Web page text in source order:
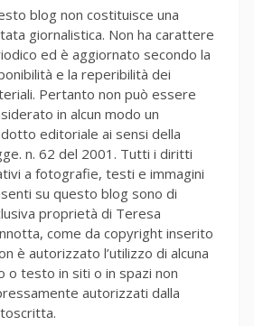
blog non costituisce una
giornalistica. Non ha carattere
ed è aggiornato secondo la
e la reperibilità dei
Pertanto non può essere
in alcun modo un
editoriale ai sensi della
n. 62 del 2001. Tutti i diritti
a fotografie, testi e immagini
su questo blog sono di
proprietà di Teresa
come da copyright inserito
è autorizzato l’utilizzo di alcuna
o testo in siti o in spazi non
autorizzati dalla